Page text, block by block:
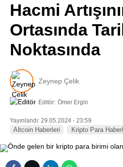
Hacmi
Ortasında
Noktasında
Zeynep Çelik
Editör: Ömer Ergin
Yayınlandı: 29.05.2024 - 23:59
Altcoin Haberleri Kripto Para